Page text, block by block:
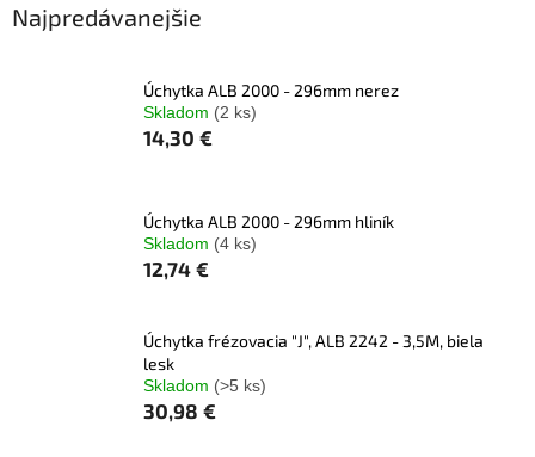
Najpredávanejšie
Úchytka ALB 2000 - 296mm nerez
Skladom (2 ks)
14,30 €
Úchytka ALB 2000 - 296mm hliník
Skladom (4 ks)
12,74 €
Úchytka frézovacia "J", ALB 2242 - 3,5M, biela
lesk
Skladom (>5 ks)
30,98 €